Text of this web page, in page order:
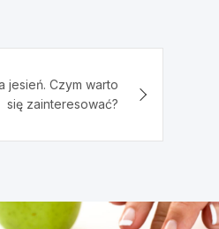
jesień. Czym warto
się zainteresować?